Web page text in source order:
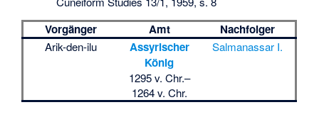
Vorgänger Amt Nachfolger
Arik-den-ilu
Assyrischer
König
1295 v. Chr.–
1264 v. Chr.
Salmanassar I.